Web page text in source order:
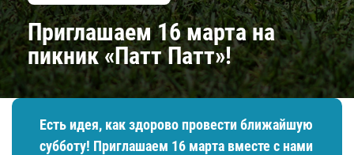
Приглашаем 16 марта на
пикник «Патт Патт»!
Есть идея, как здорово провести ближайшую
субботу! Приглашаем 16 марта вместе с нами